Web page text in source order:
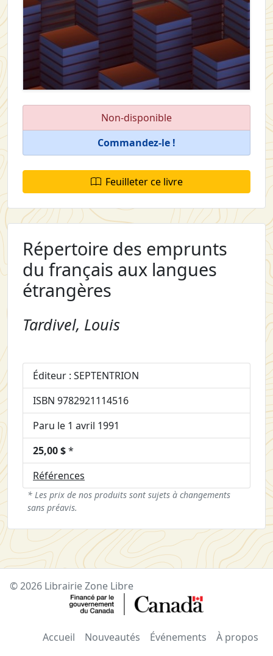
Non-disponible
Commandez-le !
Feuilleter ce livre
Répertoire des emprunts
du français aux langues
étrangères
Tardivel, Louis
Éditeur : SEPTENTRION
ISBN 9782921114516
Paru le 1 avril 1991
25,00 $*
Références
* Les prix de nos produits sont sujets à changements
sans préavis.
© 2026 Librairie Zone Libre
Accueil Nouveautés Événements
À propos